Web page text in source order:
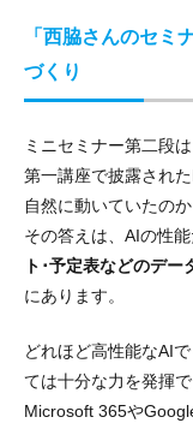
「西脇さんのセミ
づくり
ミニセミナー第二段
第一講座で披露され
自然に動いていたの
その答えは、AIの性能
ト･予定表などのデ
にあります。
どれほど高性能なAI
ては十分な力を発揮で
Microsoft 365や